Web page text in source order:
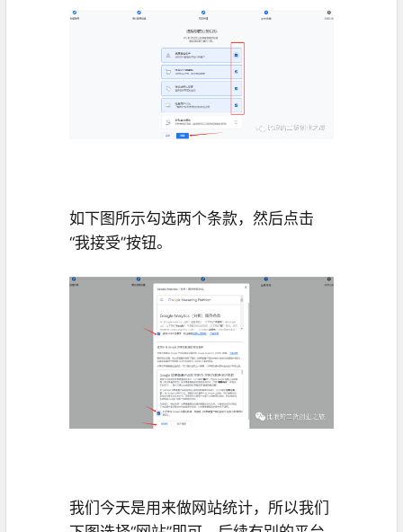
如下图所示勾选两个条款，然后点击
“我接受”按钮。
我们今天是用来做网站统计，所以我们